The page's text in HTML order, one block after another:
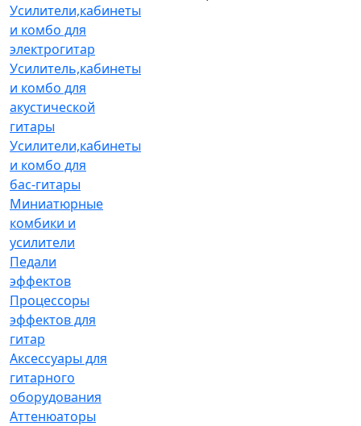
Усилители,кабинеты
и комбо для
электрогитар
Усилитель,кабинеты
и комбо для
акустической
гитары
Усилители,кабинеты
и комбо для
бас-гитары
Миниатюрные
комбики и
усилители
Педали
эффектов
Процессоры
эффектов для
гитар
Аксессуары для
гитарного
оборудования
Аттенюаторы